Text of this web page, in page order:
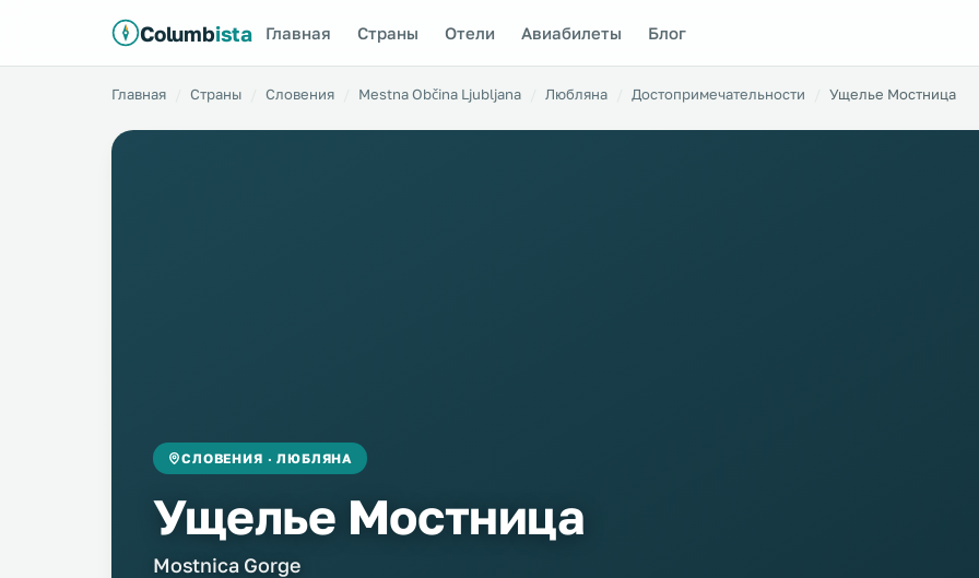
Columbista Главная Страны Отели Авиабилеты Блог
Главная Страны Словения Mestna Občina Ljubljana Любляна Достопримечательности Ущелье Мостница
СЛОВЕНИЯ · ЛЮБЛЯНА
Ущелье Мостница
Mostnica Gorge